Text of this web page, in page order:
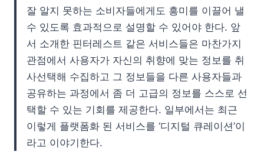
잘 알지 못하는 소비자들에게도 흥미를 이끌어 낼
수 있도록 효과적으로 설명할 수 있어야 한다. 앞
서 소개한 핀터레스트 같은 서비스들은 마찬가지
관점에서 사용자가 자신의 취향에 맞는 정보를 취
사선택해 수집하고 그 정보들을 다른 사용자들과
공유하는 과정에서 좀 더 고급의 정보를 스스로 선
택할 수 있는 기회를 제공한다. 일부에서는 최근
이렇게 플랫폼화 된 서비스를 ‘디지털 큐레이션’이
라고 이야기한다.